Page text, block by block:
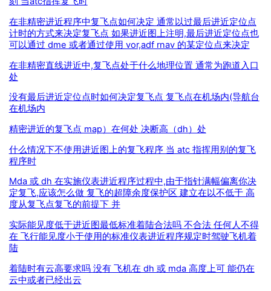
在非精密进近程序中复飞点如何决定 通常以过最后进近定位点
计时的方式来决定复飞点 如果进近图上注明,最后进近定位点也
可以通过 dme 或者通过使用 vor,adf rnav 的某定位点来决定
在非精密直线进近中,复飞点处于什么地理位置 通常为跑道入口
处
没有最后进近定位点时如何决定复飞点 复飞点在机场内(导航台
在机场内
精密进近的复飞点 map）在何处 决断高（dh）处
什么情况下不使用进近图上的复飞程序 当 atc 指挥用别的复飞
程序时
Mda 或 dh 在实施仪表进近程序过程中,由于指针满幅偏离你决
定复飞,应该怎么做 复飞的超障余度保护区 建立在以不低于 高
度从复飞点复飞的前提下 并
实际能见度低于进近图最低标准着陆合法吗 不合法 任何人不得
在 飞行能见度小于使用的标准仪表进近程序规定时驾驶飞机着
陆
着陆时有云高要求吗 没有 飞机在 dh 或 mda 高度上可 能仍在
云中或者已经出云